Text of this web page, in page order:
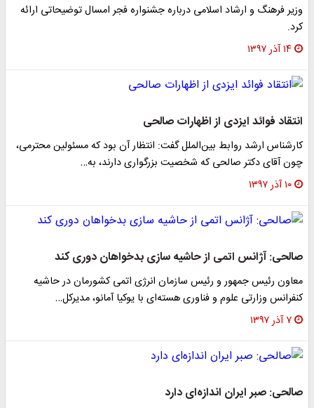
فرهنگ و ارشاد اسلامی درباره جشنواره فجر امسال توضیحاتی ارائه
۱۴ آذر ۱۳۹۷
فوائد ایزدی از اظهارات صالحی
ارشد روابط بین‌الملل گفت: انتظار آن بود که مسئولین محترمی،
آقای دکتر صالحی که شخصیت بزرگواری دارند، به…
۱۰ آذر ۱۳۹۷
آژانس اتمی از حاشیه سازی بدخواهان دوری کند
رئیس جمهور و رئیس سازمان انرژی اتمی کشورمان در حاشیه
وزارتی علوم و فناوری هسته‌ای با یوکیا آمانو، مدیرکل…
صبر ایران اندازه‌ای دارد